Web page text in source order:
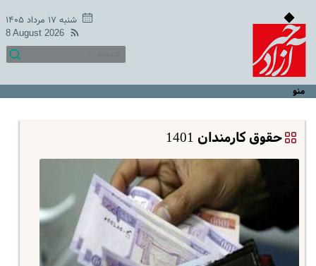
شنبه ۱۷ مرداد ۱۴۰۵
8 August 2026
منو
حقوق کارمندان 1401